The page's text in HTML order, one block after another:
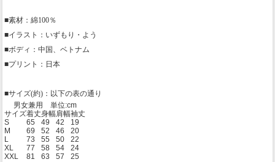
■素材：綿100％
■イラスト：いずもり・よう
■ボディ：中国、ベトナム
■プリント：日本
■サイズ(約)：以下の表の通り
男女兼用 単位:cm
サイズ着丈身幅肩幅袖丈
S
65 49 42
19
M
69 52 46
20
L
73 55 50
22
XL
77 58 54
24
XXL
81 63 57 25